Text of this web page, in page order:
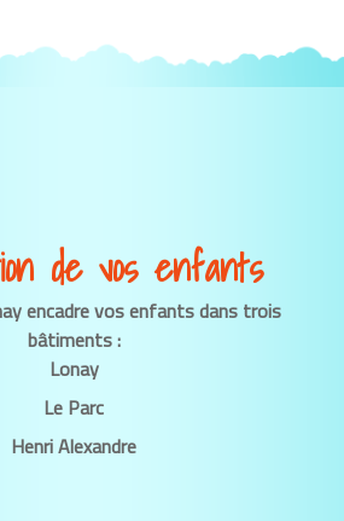
de vos enfants
encadre vos enfants dans trois
bâtiments :
Lonay
Le Parc
Henri Alexandre